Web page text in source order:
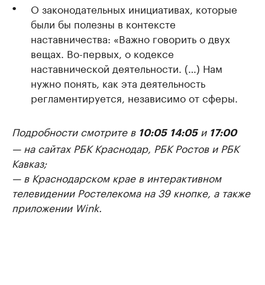
О законодательных инициативах, которые
были бы полезны в контексте
наставничества: «Важно говорить о двух
вещах. Во-первых, о кодексе
наставнической деятельности. (…) Нам
нужно понять, как эта деятельность
регламентируется, независимо от сферы.
Подробности смотрите в 10:05 14:05и 17:00
— на сайтах РБК Краснодар, РБК Ростов и РБК
Кавказ;
— в Краснодарском крае в интерактивном
телевидении Ростелекома на 39 кнопке, а также
приложении Wink.